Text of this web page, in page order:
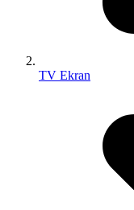
TV Ekran